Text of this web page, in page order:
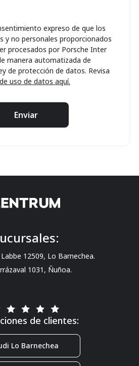
expreso de que los
y no personales proporcionados
procesados por Porsche Inter
manera automatizada de
de protección de datos. Revisa
uso de datos aquí.
de clientes:
Lo Barnechea
12509, Lo Barnechea.
1031, Ñuñoa.